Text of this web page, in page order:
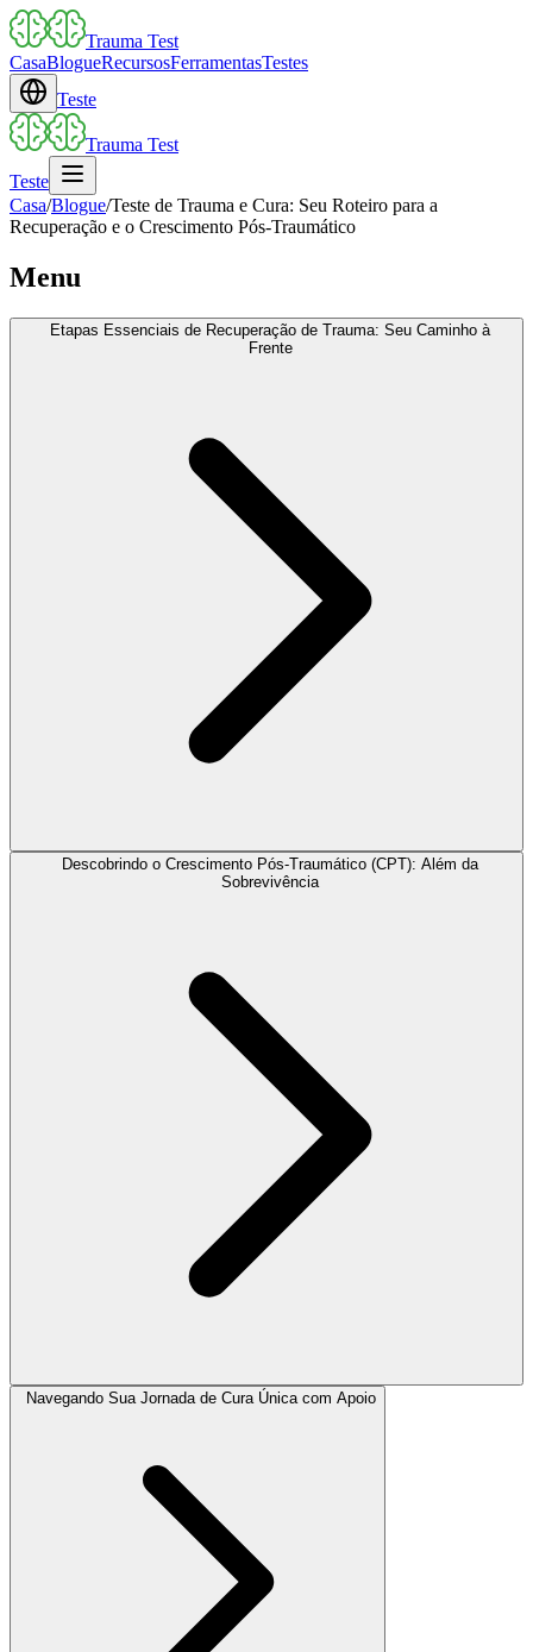
Trauma Test
CasaBlogueRecursosFerramentasTestes
Teste
Trauma Test
Teste
Casa/Blogue/Teste de Trauma e Cura: Seu Roteiro para a
Recuperação e o Crescimento Pós-Traumático
Menu
Etapas Essenciais de Recuperação de Trauma: Seu Caminho à
Frente
Descobrindo o Crescimento Pós-Traumático (CPT): Além da
Sobrevivência
Navegando Sua Jornada de Cura Única com Apoio